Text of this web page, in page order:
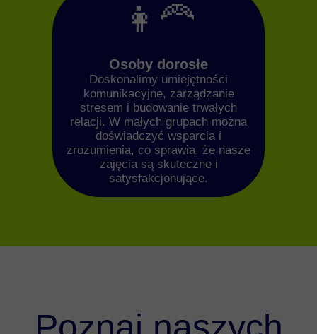
👩‍🦰
Osoby dorosłe
Doskonalimy umiejętności
komunikacyjne, zarządzanie
stresem i budowanie trwałych
relacji. W małych grupach można
doświadczyć wsparcia i
zrozumienia, co sprawia, że nasze
zajęcia są skuteczne i
satysfakcjonujące.